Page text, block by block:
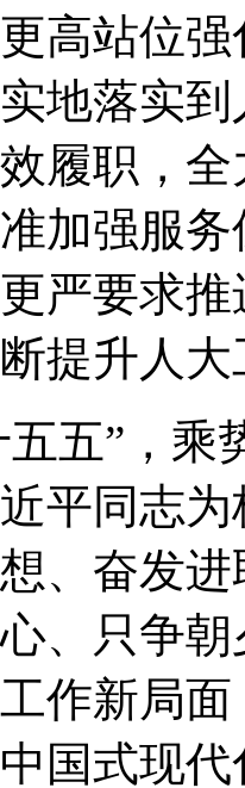
高站位
地落实
履职，
加强服
严要求
提升人
五五”，
平同志
、奋发
、只争
作新局
国式现